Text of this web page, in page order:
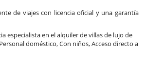
de viajes con licencia oficial y una garantía
especialista en el alquiler de villas de lujo de
doméstico, Con niños, Acceso directo a